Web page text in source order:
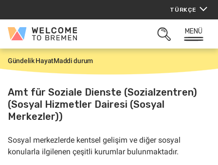
TÜRKÇE
Welcome
Bremen
ARAMAYI
MENÜ
G
i
ş
Gündelik HayatMaddi durum
Amt für Soziale Dienste (Sozialzentren)
(Sosyal Hizmetler Dairesi (Sosyal
Merkezler))
Sosyal merkezlerde kentsel gelişim ve diğer sosyal
konularla ilgilenen çeşitli kurumlar bulunmaktadır.